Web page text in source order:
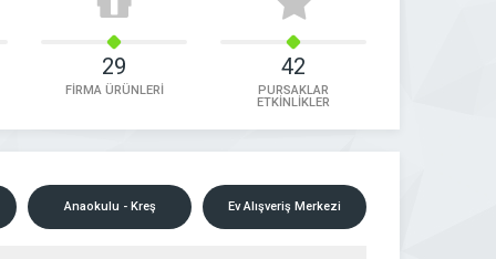
29
FİRMA ÜRÜNLERİ
42
PURSAKLAR
ETKİNLİKLER
Anaokulu - Kreş Ev Alışveriş Merkezi